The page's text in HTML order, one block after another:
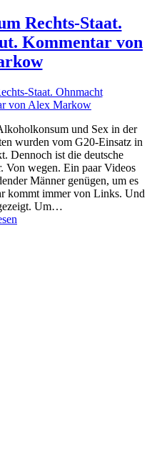
Rechts-Staat.
Kommentar von
und Sex in der
wurden vom G20-Einsatz in
Dennoch ist die deutsche
wegen. Ein paar Videos
Männer genügen, um es
kommt immer von Links. Und
Um…